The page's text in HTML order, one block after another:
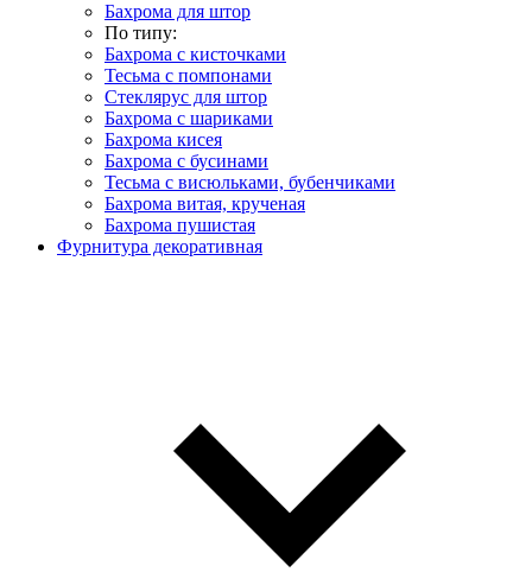
Бахрома для штор
По типу:
Бахрома с кисточками
Тесьма с помпонами
Стеклярус для штор
Бахрома с шариками
Бахрома кисея
Бахрома с бусинами
Тесьма с висюльками, бубенчиками
Бахрома витая, крученая
Бахрома пушистая
Фурнитура декоративная